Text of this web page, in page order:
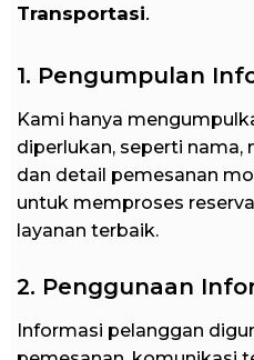
Transportasi.
1. Pengumpulan
Kami hanya
diperlukan, seperti nama,
dan detail pemesanan
untuk memproses
layanan terbaik.
2. Penggunaan
Informasi pelanggan